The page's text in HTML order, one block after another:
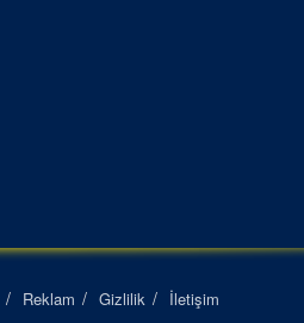
Reklam Gizlilik İletişim